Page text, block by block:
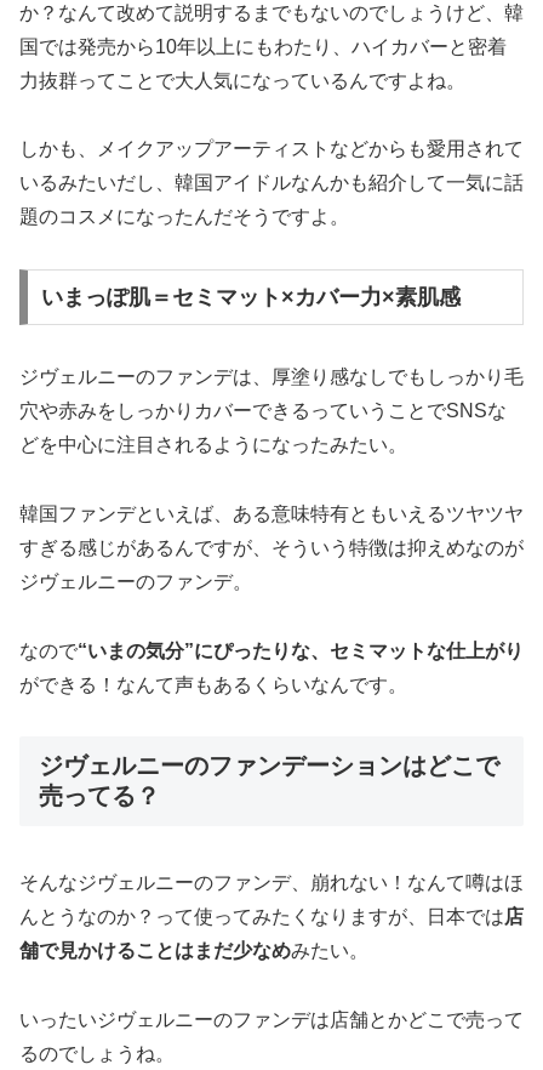
か？なんて改めて説明するまでもないのでしょうけど、韓
国では発売から10年以上にもわたり、ハイカバーと密着
力抜群ってことで大人気になっているんですよね。
しかも、メイクアップアーティストなどからも愛用されて
いるみたいだし、韓国アイドルなんかも紹介して一気に話
題のコスメになったんだそうですよ。
いまっぽ肌＝セミマット×カバー力×素肌感
ジヴェルニーのファンデは、厚塗り感なしでもしっかり毛
穴や赤みをしっかりカバーできるっていうことでSNSな
どを中心に注目されるようになったみたい。
韓国ファンデといえば、ある意味特有ともいえるツヤツヤ
すぎる感じがあるんですが、そういう特徴は抑えめなのが
ジヴェルニーのファンデ。
なので“いまの気分”にぴったりな、セミマットな仕上がり
ができる！なんて声もあるくらいなんです。
ジヴェルニーのファンデーションはどこで
売ってる？
そんなジヴェルニーのファンデ、崩れない！なんて噂はほ
んとうなのか？って使ってみたくなりますが、日本では店
舗で見かけることはまだ少なめみたい。
いったいジヴェルニーのファンデは店舗とかどこで売って
るのでしょうね。